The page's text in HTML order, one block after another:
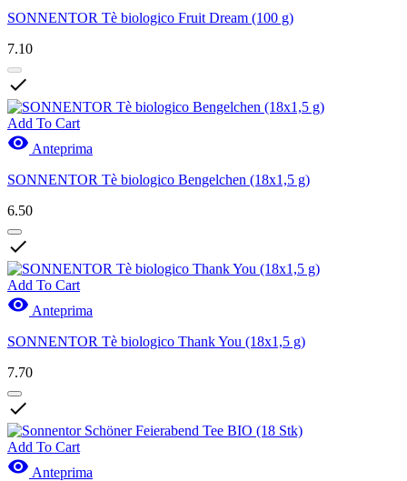
SONNENTOR Tè biologico Fruit Dream (100 g)
7.10

Add To Cart
 Anteprima
SONNENTOR Tè biologico Bengelchen (18x1,5 g)
6.50

Add To Cart
 Anteprima
SONNENTOR Tè biologico Thank You (18x1,5 g)
7.70

Add To Cart
 Anteprima